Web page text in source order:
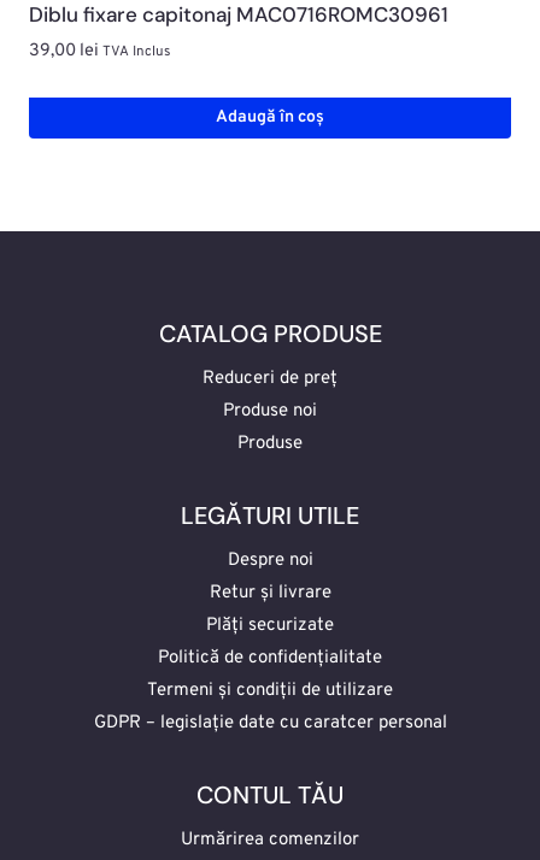
Diblu fixare capitonaj MAC0716ROMC30961
39,00 lei TVA Inclus
Adaugă în coș
CATALOG PRODUSE
Reduceri de preț
Produse noi
Produse
LEGĂTURI UTILE
Despre noi
Retur și livrare
Plăți securizate
Politică de confidențialitate
Termeni și condiții de utilizare
GDPR – legislație date cu caratcer personal
CONTUL TĂU
Urmărirea comenzilor